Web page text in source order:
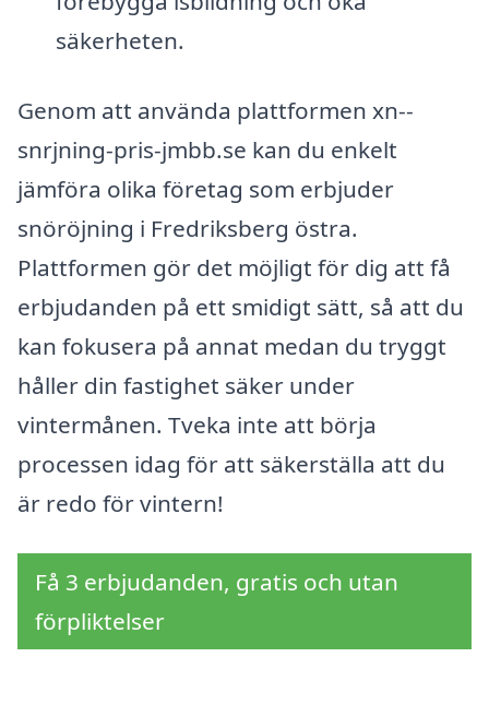
säkerheten.
Genom att använda plattformen xn--
snrjning-pris-jmbb.se kan du enkelt
jämföra olika företag som erbjuder
snöröjning i Fredriksberg östra.
Plattformen gör det möjligt för dig att få
erbjudanden på ett smidigt sätt, så att du
kan fokusera på annat medan du tryggt
håller din fastighet säker under
vintermånen. Tveka inte att börja
processen idag för att säkerställa att du
är redo för vintern!
Få 3 erbjudanden, gratis och utan
förpliktelser